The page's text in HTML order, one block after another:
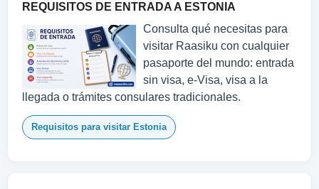
REQUISITOS DE ENTRADA A ESTONIA
Consulta qué necesitas para
visitar Raasiku con cualquier
pasaporte del mundo: entrada
sin visa, e-Visa, visa a la
llegada o trámites consulares tradicionales.
Requisitos para visitar Estonia